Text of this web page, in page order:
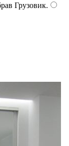
Грузовик.